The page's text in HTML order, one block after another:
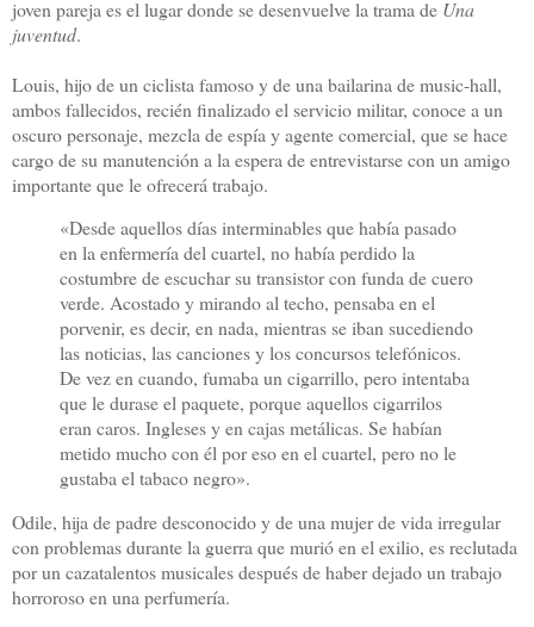
joven pareja es el lugar donde se desenvuelve la trama de Una
juventud.
Louis, hijo de un ciclista famoso y de una bailarina de music-hall,
ambos fallecidos, recién finalizado el servicio militar, conoce a un
oscuro personaje, mezcla de espía y agente comercial, que se hace
cargo de su manutención a la espera de entrevistarse con un amigo
importante que le ofrecerá trabajo.
«Desde aquellos días interminables que había pasado
en la enfermería del cuartel, no había perdido la
costumbre de escuchar su transistor con funda de cuero
verde. Acostado y mirando al techo, pensaba en el
porvenir, es decir, en nada, mientras se iban sucediendo
las noticias, las canciones y los concursos telefónicos.
De vez en cuando, fumaba un cigarrillo, pero intentaba
que le durase el paquete, porque aquellos cigarrilos
eran caros. Ingleses y en cajas metálicas. Se habían
metido mucho con él por eso en el cuartel, pero no le
gustaba el tabaco negro».
Odile, hija de padre desconocido y de una mujer de vida irregular
con problemas durante la guerra que murió en el exilio, es reclutada
por un cazatalentos musicales después de haber dejado un trabajo
horroroso en una perfumería.